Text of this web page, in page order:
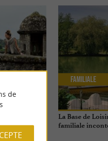
La Base de
familiale
Familiale
de